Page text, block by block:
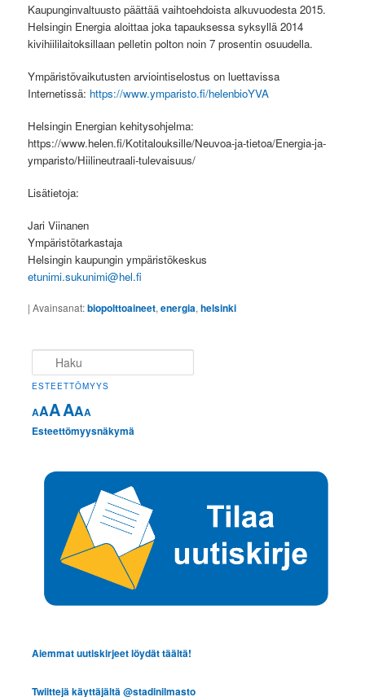
Kaupunginvaltuusto päättää vaihtoehdoista alkuvuodesta 2015.
Helsingin Energia aloittaa joka tapauksessa syksyllä 2014
kivihiililaitoksillaan pelletin polton noin 7 prosentin osuudella.
Ympäristövaikutusten arviointiselostus on luettavissa
Internetissä: https://www.ymparisto.fi/helenbioYVA
Helsingin Energian kehitysohjelma:
https://www.helen.fi/Kotitalouksille/Neuvoa-ja-tietoa/Energia-ja-
ymparisto/Hiilineutraali-tulevaisuus/
Lisätietoja:
Jari Viinanen
Ympäristötarkastaja
Helsingin kaupungin ympäristökeskus
etunimi.sukunimi@hel.fi
|Avainsanat:biopolttoaineet,energia,helsinki
ESTEETTÖMYYS
AAAAAA
Esteettömyysnäkymä
Aiemmat uutiskirjeet löydät täältä!
Twiittejä käyttäjältä @stadinilmasto